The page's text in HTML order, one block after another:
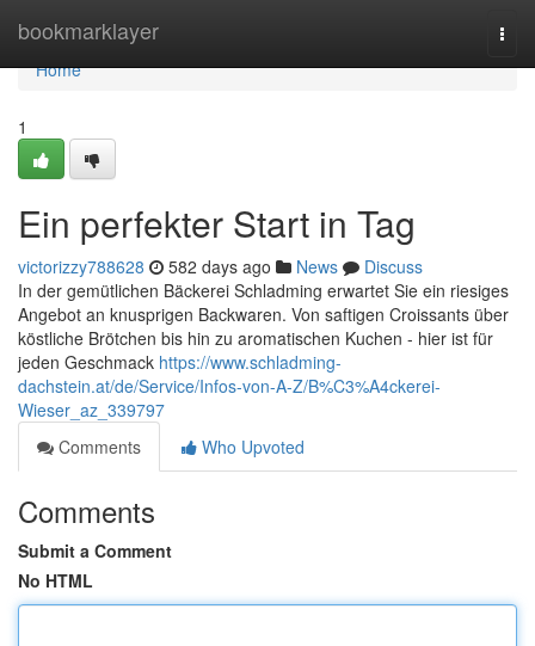
bookmarklayer
Home
Home
1
Ein perfekter Start in Tag
victorizzy788628 582 days ago News
Discuss
In der gemütlichen Bäckerei Schladming erwartet Sie ein riesiges
Angebot an knusprigen Backwaren. Von saftigen Croissants über
köstliche Brötchen bis hin zu aromatischen Kuchen - hier ist für
jeden Geschmack https://www.schladming-
dachstein.at/de/Service/Infos-von-A-Z/B%C3%A4ckerei-
Wieser_az_339797
Comments
Who Upvoted
Comments
Submit a Comment
No HTML